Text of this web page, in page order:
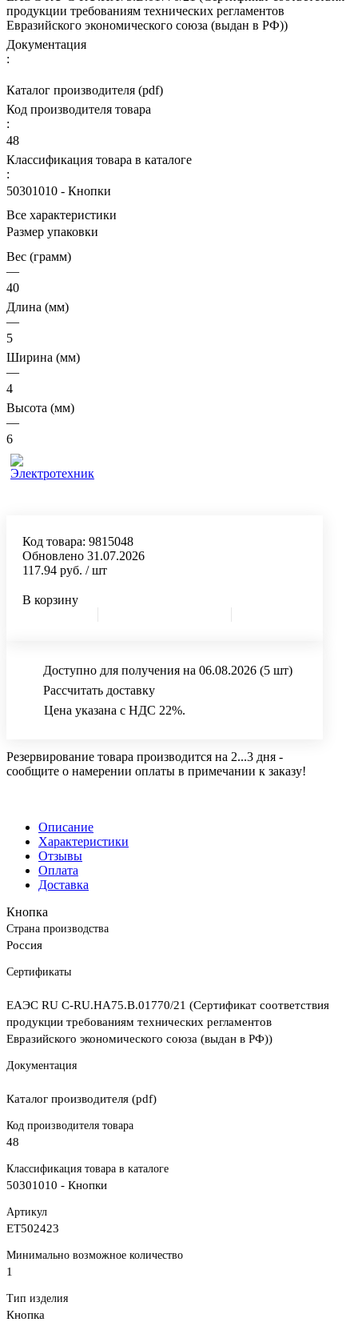
продукции требованиям технических регламентов
Евразийского экономического союза (выдан в РФ))
Документация
:
Каталог производителя (pdf)
Код производителя товара
:
48
Классификация товара в каталоге
:
50301010 - Кнопки
Все характеристики
Размер упаковки
Вес (грамм)
—
40
Длина (мм)
—
5
Ширина (мм)
—
4
Высота (мм)
—
6
Код товара: 9815048
Обновлено 31.07.2026
117.94 руб. / шт
В корзину
Доступно для получения на 06.08.2026 (5 шт)
Рассчитать доставку
Цена указана с НДС 22%.
Резервирование товара производится на 2...3 дня -
сообщите о намерении оплаты в примечании к заказу!
Описание
Характеристики
Отзывы
Оплата
Доставка
Кнопка
Страна производства
Россия
Сертификаты
ЕАЭС RU С-RU.НА75.В.01770/21 (Сертификат соответствия
продукции требованиям технических регламентов
Евразийского экономического союза (выдан в РФ))
Документация
Каталог производителя (pdf)
Код производителя товара
48
Классификация товара в каталоге
50301010 - Кнопки
Артикул
ET502423
Минимально возможное количество
1
Тип изделия
Кнопка